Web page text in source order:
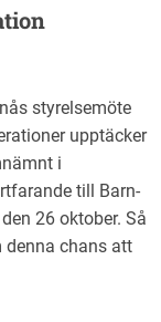
styrelsemöte
upptäcker
i
till Barn-
26 oktober. Så
denna chans att